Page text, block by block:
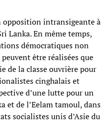
intransigeante à
Lanka. En même temps,
démocratiques non
être réalisées que
de la classe ouvrière pour
cinghalais et
d’une lutte pour un
et de l’Eelam tamoul, dans
socialistes unis d’Asie du